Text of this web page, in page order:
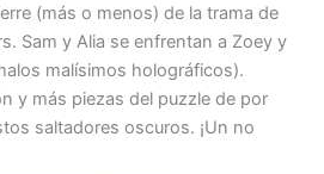
(más o menos) de la trama de
Sam y Alia se enfrentan a Zoey y
malísimos holográficos).
y más piezas del puzzle de por
saltadores oscuros. ¡Un no